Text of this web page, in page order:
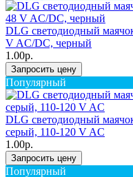
DLG светодиодный
V AC/DC, черный
1.00р.
Запросить цену
Популярный
DLG светодиодный
серый, 110-120 V AC
1.00р.
Запросить цену
Популярный